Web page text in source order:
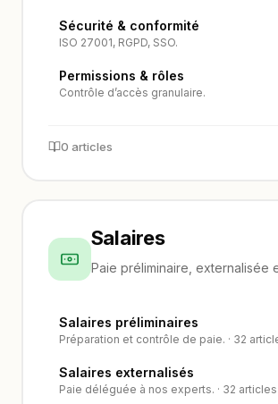
Sécurité & conformité
ISO 27001, RGPD, SSO.
Permissions & rôles
Contrôle d’accès granulaire.
0 articles
Salaires
Paie préliminaire, externalisée
Salaires préliminaires
Préparation et contrôle de paie. · 32
Salaires externalisés
Paie déléguée à nos experts. · 32 articles